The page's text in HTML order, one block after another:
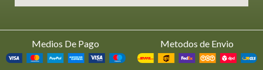
Medios De Pago Metodos de Envio